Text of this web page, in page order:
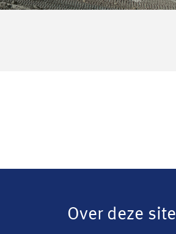
Over deze site